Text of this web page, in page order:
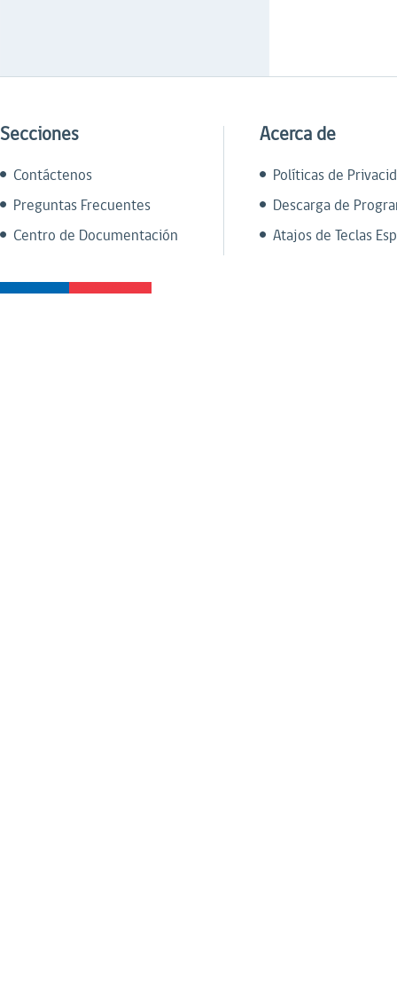
Secciones
Contáctenos
Preguntas Frecuentes
Centro de Documentación
Acerca de
Políticas de
Descarga de
Atajos de Teclas